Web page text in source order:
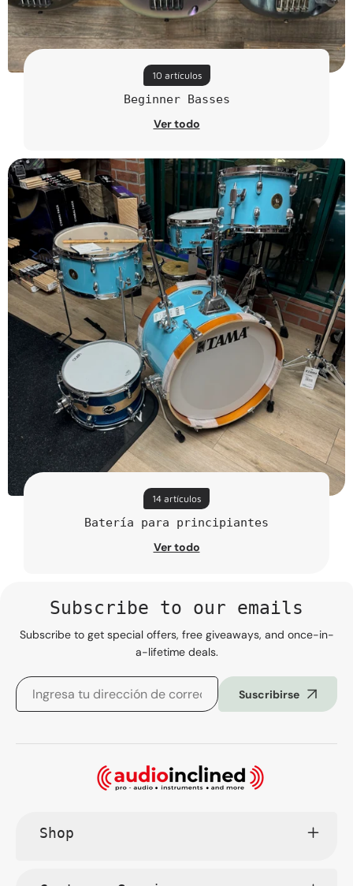
10 artículos
Beginner Basses
Ver todo
14 artículos
Batería para principiantes
Ver todo
Subscribe to our emails
Subscribe to get special offers, free giveaways, and once-in-
a-lifetime deals.
Suscribirse
Shop